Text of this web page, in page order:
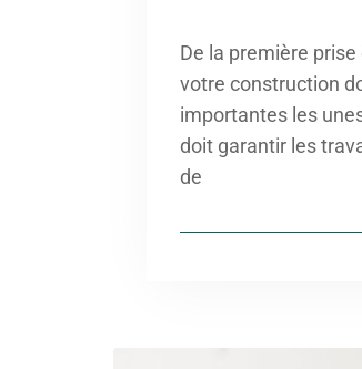
De la première
votre construction
importantes les
doit garantir les
de